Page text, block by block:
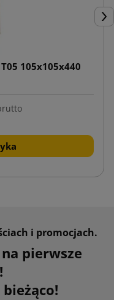
105x105x440
i promocjach.
pierwsze
bieżąco!